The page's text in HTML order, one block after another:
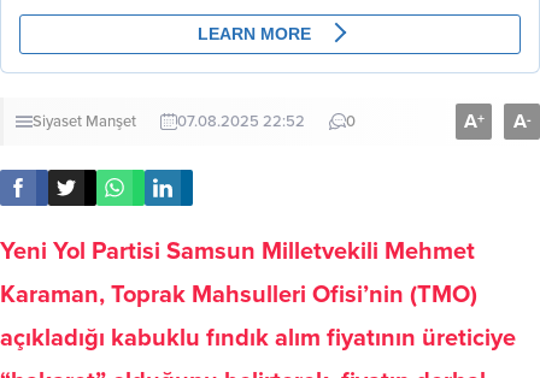
Siyaset Manşet 07.08.2025 22:52 0 A+ A-
Yeni Yol Partisi Samsun Milletvekili Mehmet
Karaman, Toprak Mahsulleri Ofisi’nin (TMO)
açıkladığı kabuklu fındık alım fiyatının üreticiye